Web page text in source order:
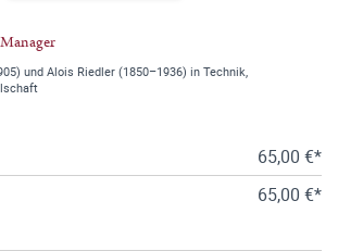
und Alois Riedler (1850–1936) in Technik,
65,00 €*
65,00 €*